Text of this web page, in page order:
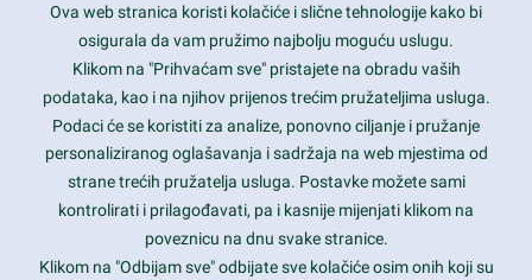
Latest trends and much more...
Contact Info
1600 Amphitheatre Parkway, Mountain View, CA 94043
prothemes.net@gmail.com
Ova web stranica koristi kolačiće i slične tehnologije kako bi
osigurala da vam pružimo najbolju moguću uslugu.
Klikom na "Prihvaćam sve" pristajete na obradu vaših
podataka, kao i na njihov prijenos trećim pružateljima usluga.
Podaci će se koristiti za analize, ponovno ciljanje i pružanje
personaliziranog oglašavanja i sadržaja na web mjestima od
strane trećih pružatelja usluga. Postavke možete sami
kontrolirati i prilagođavati, pa i kasnije mijenjati klikom na
poveznicu na dnu svake stranice.
Klikom na "Odbijam sve" odbijate sve kolačiće osim onih koji su